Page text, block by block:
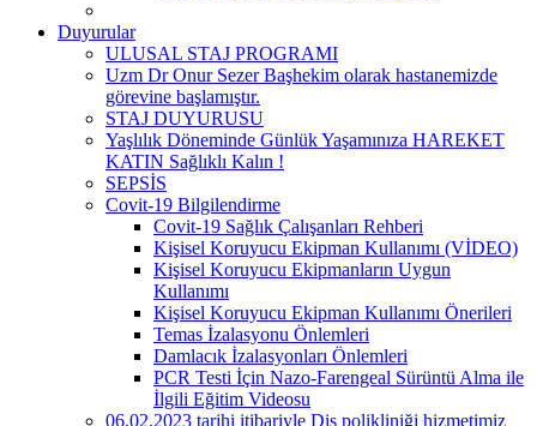
Duyurular
ULUSAL STAJ PROGRAMI
Uzm Dr Onur Sezer Başhekim olarak hastanemizde
görevine başlamıştır.
STAJ DUYURUSU
Yaşlılık Döneminde Günlük Yaşamınıza HAREKET
KATIN Sağlıklı Kalın !
SEPSİS
Covit-19 Bilgilendirme
Covit-19 Sağlık Çalışanları Rehberi
Kişisel Koruyucu Ekipman Kullanımı (VİDEO)
Kişisel Koruyucu Ekipmanların Uygun
Kullanımı
Kişisel Koruyucu Ekipman Kullanımı Önerileri
Temas İzalasyonu Önlemleri
Damlacık İzalasyonları Önlemleri
PCR Testi İçin Nazo-Farengeal Sürüntü Alma ile
İlgili Eğitim Videosu
06.02.2023 tarihi itibariyle Diş polikliniği hizmetimiz